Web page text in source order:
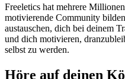
Freeletics hat mehrere
motivierende Community
austauschen, dich bei deinem
und dich motivieren,
selbst zu werden.
Höre auf deinen